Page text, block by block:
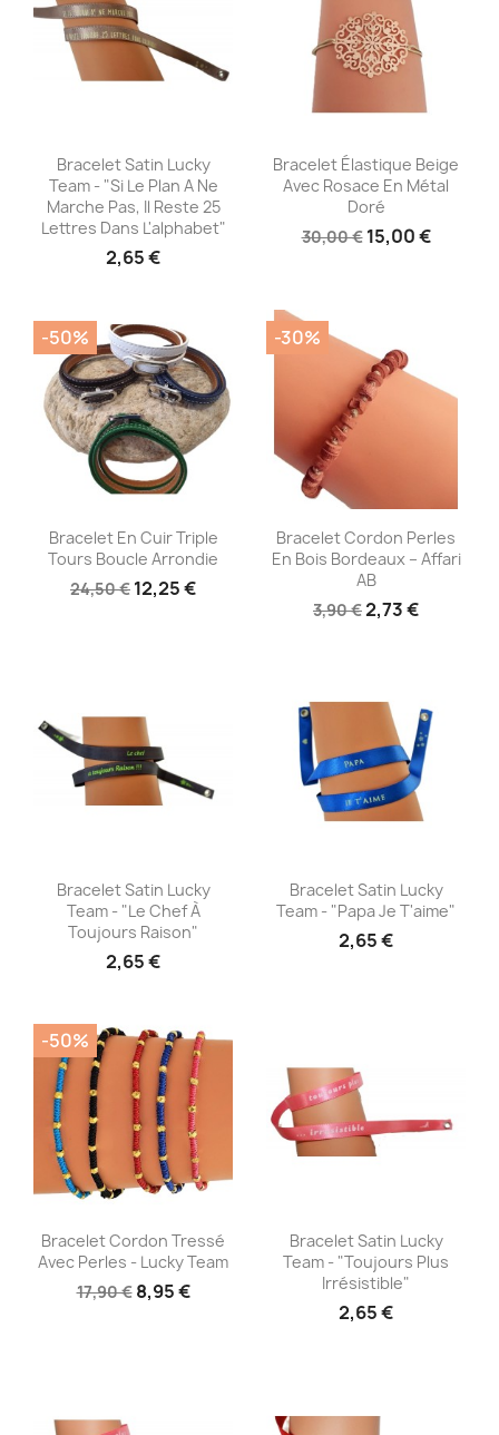
Aperçu rapide
Bracelet Satin Lucky
Team - "Si Le Plan A Ne
Marche Pas, Il Reste 25
Lettres Dans L'alphabet"
2,65 €
Aperçu rapide
Bracelet Élastique Beige
Avec Rosace En Métal
Doré
30,00 € 15,00 €
Aperçu rapide
Bracelet En Cuir Triple
Tours Boucle Arrondie
24,50 € 12,25 €
-50%
Aperçu rapide
Bracelet Cordon Perles
En Bois Bordeaux – Affari
AB
3,90 €2,73 €
-30%
Aperçu rapide
Bracelet Satin Lucky
Team - "le Chef À
Toujours Raison"
2,65 €
Aperçu rapide
Bracelet Satin Lucky
Team - "Papa Je T'aime"
2,65 €
Aperçu rapide
Bracelet Cordon Tressé
Avec Perles - Lucky Team
17,90 € 8,95 €
-50%
Aperçu rapide
Bracelet Satin Lucky
Team - "Toujours Plus
Irrésistible"
2,65 €